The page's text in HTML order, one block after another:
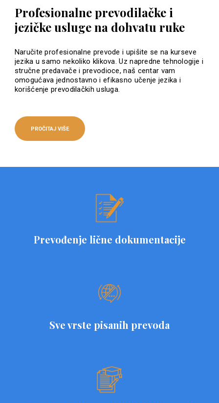
Profesionalne prevodilačke i
jezičke usluge na dohvatu ruke
Naručite profesionalne prevode i upišite se na kurseve
jezika u samo nekoliko klikova. Uz napredne tehnologije i
stručne predavače i prevodioce, naš centar vam
omogućava jednostavno i efikasno učenje jezika i
korišćenje prevodilačkih usluga.
PROČITAJ VIŠE
Prevođenje lične dokumentacije
Sve vrste pisanih prevoda